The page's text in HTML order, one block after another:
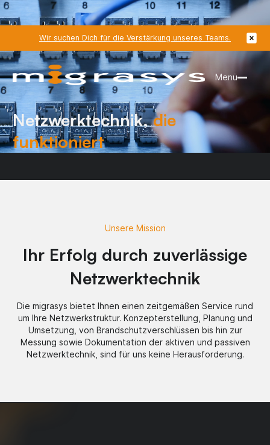
Wir suchen Dich für die Verstärkung unseres Teams.
Menü
Netzwerktechnik,die
funktioniert
Unsere Mission
Ihr Erfolg durch zuverlässige
Netzwerktechnik
Die migrasys bietet Ihnen einen zeitgemäßen Service rund
um Ihre Netzwerkstruktur. Konzepterstellung, Planung und
Umsetzung, von Brandschutzverschlüssen bis hin zur
Messung sowie Dokumentation der aktiven und passiven
Netzwerktechnik, sind für uns keine Herausforderung.